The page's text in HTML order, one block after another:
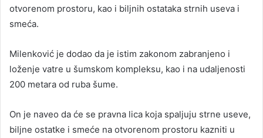
otvorenom prostoru, kao i biljnih ostataka strnih useva i
smeća.
Milenković je dodao da je istim zakonom zabranjeno i
loženje vatre u šumskom kompleksu, kao i na udaljenosti
200 metara od ruba šume.
On je naveo da će se pravna lica koja spaljuju strne useve,
biljne ostatke i smeće na otvorenom prostoru kazniti u